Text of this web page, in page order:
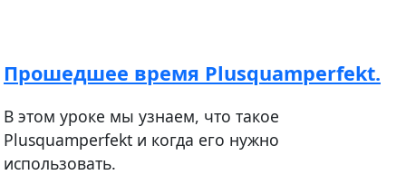
Прошедшее время Plusquamperfekt.
В этом уроке мы узнаем, что такое
Plusquamperfekt и когда его нужно
использовать.